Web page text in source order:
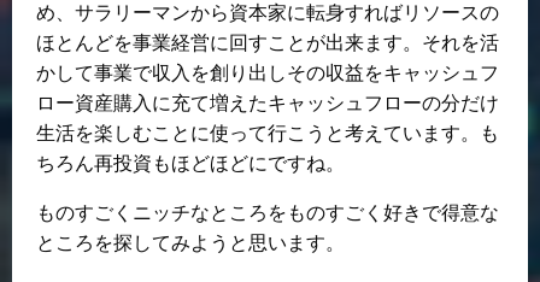
め、サラリーマンから資本家に転身すればリソースの
ほとんどを事業経営に回すことが出来ます。それを活
かして事業で収入を創り出しその収益をキャッシュフ
ロー資産購入に充て増えたキャッシュフローの分だけ
生活を楽しむことに使って行こうと考えています。も
ちろん再投資もほどほどにですね。
ものすごくニッチなところをものすごく好きで得意な
ところを探してみようと思います。